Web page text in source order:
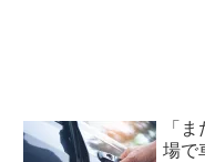
「
場で